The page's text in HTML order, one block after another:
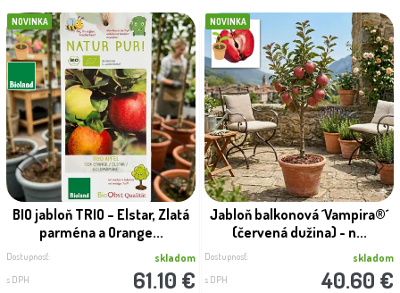
NOVINKA
BIO jabloň TRIO – Elstar, Zlatá
parména a Orange...
Dostupnosť: skladom
s DPH 61.10 €
NOVINKA
Jabloň balkonová ´Vampira®´
(červená dužina) - n...
Dostupnosť: skladom
s DPH 40.60 €